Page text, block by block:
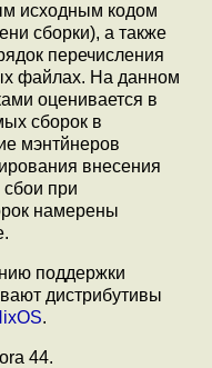
исходным кодом
сборки), а также
перечисления
файлах. На данном
оценивается в
сборок в
мэнтйнеров
внесения
при
намерены
поддержки
дистрибутивы
.
44.